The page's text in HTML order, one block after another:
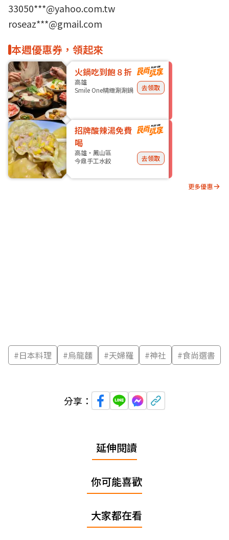
33050***@yahoo.com.tw
roseaz***@gmail.com
本週優惠券，領起來
火鍋吃到飽８折
高雄
Smile One精緻涮涮鍋
去領取
招牌酸辣湯免費
喝
高雄・鳳山區
今鼎手工水餃
去領取
更多優惠
#日本料理 #烏龍麵 #天婦羅 #神社 #食尚選書
分享：
延伸閱讀
你可能喜歡
大家都在看